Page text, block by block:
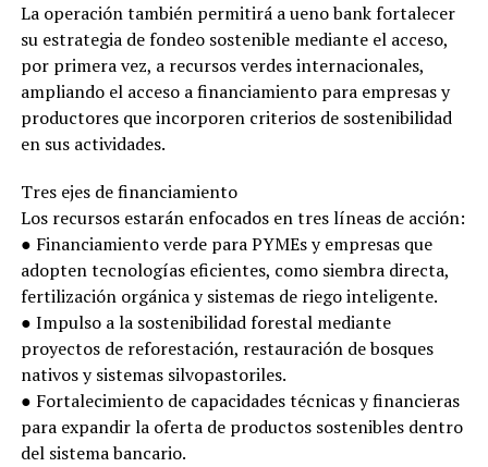
La operación también permitirá a ueno bank fortalecer
su estrategia de fondeo sostenible mediante el acceso,
por primera vez, a recursos verdes internacionales,
ampliando el acceso a financiamiento para empresas y
productores que incorporen criterios de sostenibilidad
en sus actividades.
Tres ejes de financiamiento
Los recursos estarán enfocados en tres líneas de acción:
● Financiamiento verde para PYMEs y empresas que
adopten tecnologías eficientes, como siembra directa,
fertilización orgánica y sistemas de riego inteligente.
● Impulso a la sostenibilidad forestal mediante
proyectos de reforestación, restauración de bosques
nativos y sistemas silvopastoriles.
● Fortalecimiento de capacidades técnicas y financieras
para expandir la oferta de productos sostenibles dentro
del sistema bancario.